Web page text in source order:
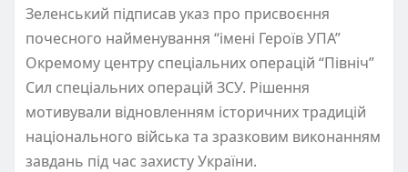
Зеленський підписав указ про присвоєння
почесного найменування “імені Героїв УПА”
Окремому центру спеціальних операцій “Північ”
Сил спеціальних операцій ЗСУ. Рішення
мотивували відновленням історичних традицій
національного війська та зразковим виконанням
завдань під час захисту України.